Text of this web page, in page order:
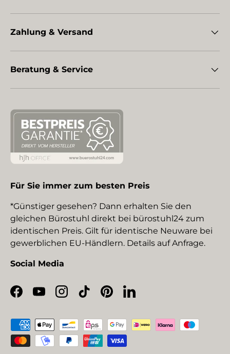
Zahlung & Versand
Beratung & Service
Für Sie immer zum besten Preis
*Günstiger gesehen? Dann erhalten Sie den
gleichen Bürostuhl direkt bei bürostuhl24 zum
identischen Preis. Gilt für identische Neuware bei
gewerblichen EU-Händlern. Details auf Anfrage.
Social Media
Facebook
YouTubeInstagram
TikTokPinterestLinkedIn
Zahlungsmethoden